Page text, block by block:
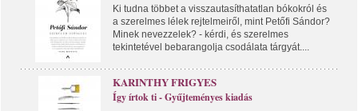
Ki tudna többet a visszautasíthatatlan bókokról és
a szerelmes lélek rejtelmeiről, mint Petőfi Sándor?
Minek nevezzelek? - kérdi, és szerelmes
tekintetével bebarangolja csodálata tárgyát....
KARINTHY FRIGYES
Így írtok ti - Gyűjteményes kiadás